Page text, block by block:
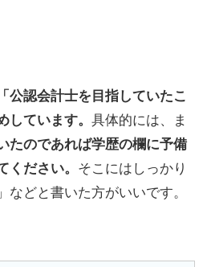
公認会計士を目指していたこ
しています。 具体的には、ま
たのであれば学歴の欄に予備
ください。 そこにはしっかり
などと書いた方がいいです。